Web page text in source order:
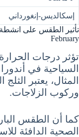
إسكالديس-إنغورداني
February
تؤثر درجات
السياحية في
المثال، يعتبر
وركوب الزلاجات.
كما أن الطقس
الصحية الدافئة